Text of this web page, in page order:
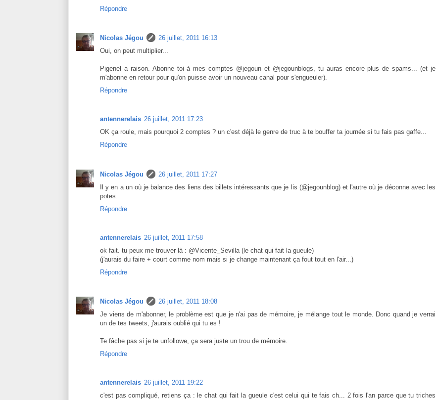
Répondre
Nicolas Jégou
26 juillet, 2011 16:13
Oui, on peut multiplier...
Pigenel a raison. Abonne toi à mes comptes @jegoun et @jegounblogs, tu auras encore plus de spams... (et je
m'abonne en retour pour qu'on puisse avoir un nouveau canal pour s'engueuler).
Répondre
antennerelais 26 juillet, 2011 17:23
OK ça roule, mais pourquoi 2 comptes ? un c'est déjà le genre de truc à te bouffer ta journée si tu fais pas gaffe...
Répondre
Nicolas Jégou
26 juillet, 2011 17:27
Il y en a un où je balance des liens des billets intéressants que je lis (@jegounblog) et l'autre où je déconne avec les
potes.
Répondre
antennerelais 26 juillet, 2011 17:58
ok fait. tu peux me trouver là : @Vicente_Sevilla (le chat qui fait la gueule)
(j'aurais du faire + court comme nom mais si je change maintenant ça fout tout en l'air...)
Répondre
Nicolas Jégou
26 juillet, 2011 18:08
Je viens de m'abonner, le problème est que je n'ai pas de mémoire, je mélange tout le monde. Donc quand je verrai
un de tes tweets, j'aurais oublié qui tu es !
Te fâche pas si je te unfollowe, ça sera juste un trou de mémoire.
Répondre
antennerelais 26 juillet, 2011 19:22
c'est pas compliqué, retiens ça : le chat qui fait la gueule c'est celui qui te fais ch... 2 fois l'an parce que tu triches